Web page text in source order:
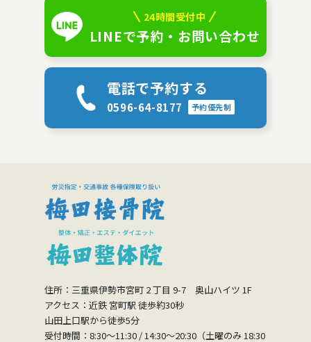
24時間受付中
LINEで予約・お問い合わせ
電話で予約する
0596-64-8177 予約優先制
住所：三重県伊勢市宮町 2 丁目 9-7 奥山ハイツ 1F
アクセス：近鉄 宮町駅 徒歩約30秒
山田上口駅から徒歩5分
受付時間：8:30〜11:30 / 14:30〜20:30（土曜のみ 18:30